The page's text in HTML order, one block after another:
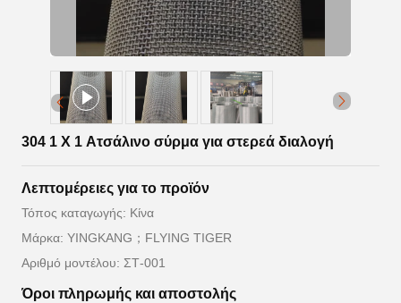
304 1 X 1 Ατσάλινο σύρμα για στερεά διαλογή
Λεπτομέρειες για το προϊόν
Τόπος καταγωγής: Κίνα
Μάρκα: YINGKANG；FLYING TIGER
Αριθμό μοντέλου: ΣΤ-001
Όροι πληρωμής και αποστολής